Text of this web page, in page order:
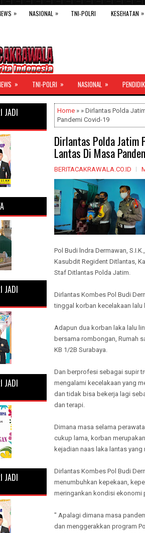
» NASIONAL » TNI-POLRI KESEHATAN »
» TNI-POLRI » NASIONAL »
Home » » Dirlantas Polda
Pandemi Covid-19
Dirlantas Polda Jatim
Lantas Di Masa
BERITACAKRAWALA.CO.ID
Pol Budi lndra Dermawan,
Kasubdit Regident Ditlantas,
Staf Ditlantas Polda Jatim.
Dirlantas Kombes Pol Budi
tinggal korban kecelakaan lalu
Adapun dua korban laka lalu
bersama rombongan, Rumah
KB 1/2B Surabaya.
Dan berprofesi sebagai supir
mengalami kecelakaan yang
dan tidak bisa bekerja lagi
dan terapi.
Dimana masa selama
cukup lama, korban
kejadian naas laka lantas yang
Dirlantas Kombes Pol Budi
menumbuhkan kepekaan,
meringankan kondisi ekonomi
" Apalagi dimana masa
dan menggerakkan program
JADI
JADI
JADI
JADI